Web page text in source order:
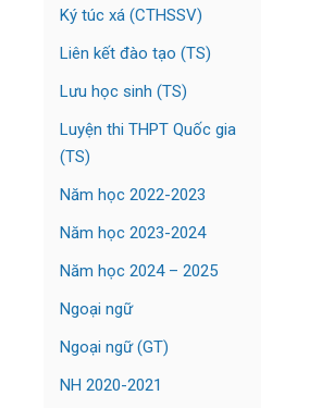
Ký túc xá (CTHSSV)
Liên kết đào tạo (TS)
Lưu học sinh (TS)
Luyện thi THPT Quốc gia
(TS)
Năm học 2022-2023
Năm học 2023-2024
Năm học 2024 – 2025
Ngoại ngữ
Ngoại ngữ (GT)
NH 2020-2021